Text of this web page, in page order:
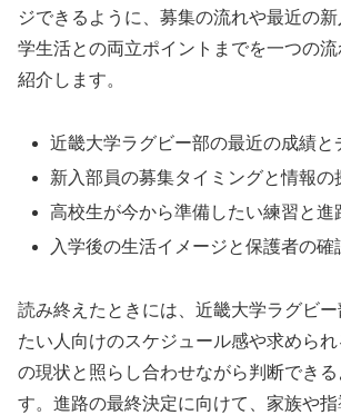
ジできるように、募集の流れや最近の
学生活との両立ポイントまでを一つの
紹介します。
近畿大学ラグビー部の最近の成績と
新入部員の募集タイミングと情報の
高校生が今から準備したい練習と進
入学後の生活イメージと保護者の確
読み終えたときには、近畿大学ラグビ
たい人向けのスケジュール感や求めら
の現状と照らし合わせながら判断でき
す。進路の最終決定に向けて、家族や